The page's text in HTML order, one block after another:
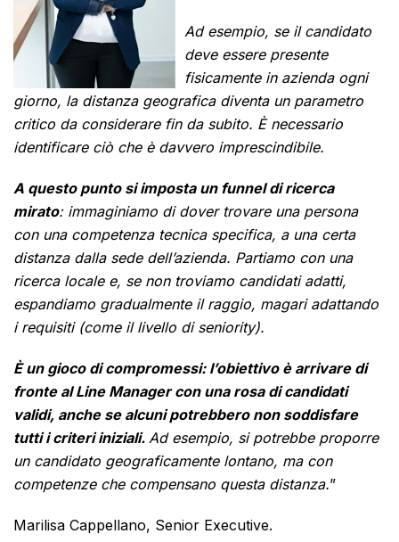
Ad esempio, se il candidato
deve essere presente
fisicamente in azienda ogni
giorno, la distanza geografica diventa un parametro
critico da considerare fin da subito. È necessario
identificare ciò che è davvero imprescindibile.
A questo punto si imposta un funnel di ricerca
mirato: immaginiamo di dover trovare una persona
con una competenza tecnica specifica, a una certa
distanza dalla sede dell’azienda. Partiamo con una
ricerca locale e, se non troviamo candidati adatti,
espandiamo gradualmente il raggio, magari adattando
i requisiti (come il livello di seniority).
È un gioco di compromessi: l’obiettivo è arrivare di
fronte al Line Manager con una rosa di candidati
validi, anche se alcuni potrebbero non soddisfare
tutti i criteri iniziali. Ad esempio, si potrebbe proporre
un candidato geograficamente lontano, ma con
competenze che compensano questa distanza.”
Marilisa Cappellano, Senior Executive.